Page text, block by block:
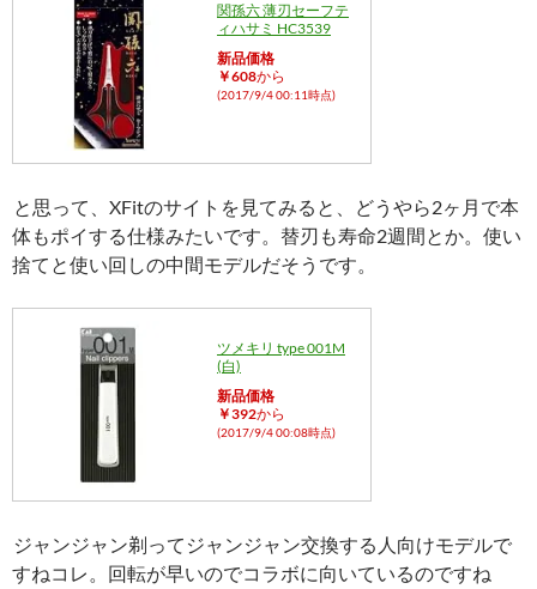
関孫六 薄刃セーフテ
ィハサミ HC3539
新品価格
￥608から
(2017/9/4 00:11時点)
と思って、XFitのサイトを見てみると、どうやら2ヶ月で本
体もポイする仕様みたいです。替刃も寿命2週間とか。使い
捨てと使い回しの中間モデルだそうです。
ツメキリ type 001M
(白)
新品価格
￥392から
(2017/9/4 00:08時点)
ジャンジャン剃ってジャンジャン交換する人向けモデルで
すねコレ。回転が早いのでコラボに向いているのですね